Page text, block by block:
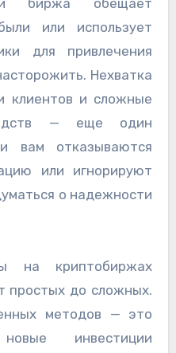
биржа обещает
или использует
для привлечения
Нехватка
клиентов и сложные
— еще один
вам отказываются
или игнорируют
о надежности
на криптобиржах
простых до сложных.
методов — это
инвестиции